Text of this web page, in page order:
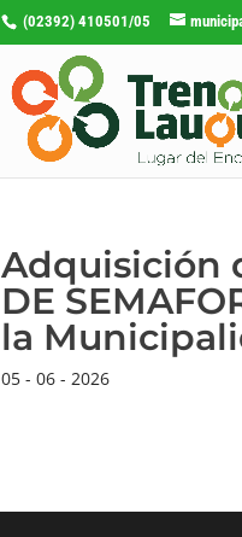
(02392) 410501/05
Adquisición
DE
la
05 - 06 - 2026